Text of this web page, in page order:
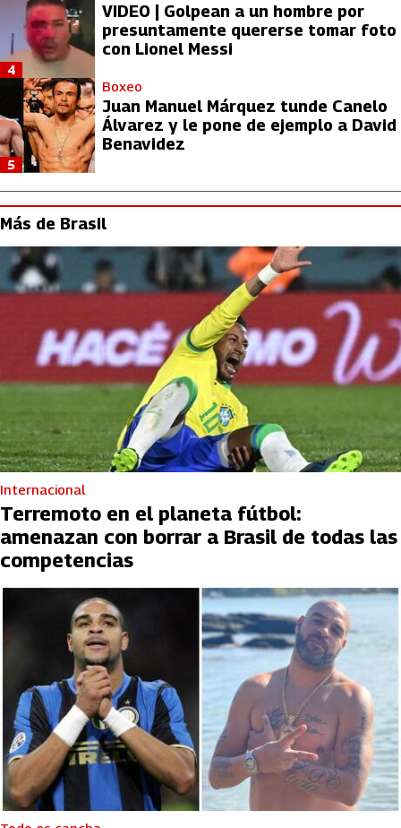
VIDEO | Golpean a un hombre por
presuntamente quererse tomar foto
con Lionel Messi
4
Boxeo
Juan Manuel Márquez tunde Canelo
Álvarez y le pone de ejemplo a David
Benavidez
5
Más de Brasil
Internacional
Terremoto en el planeta fútbol:
amenazan con borrar a Brasil de todas las
competencias